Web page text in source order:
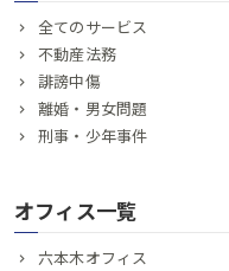
全てのサービス
不動産法務
誹謗中傷
離婚・男女問題
刑事・少年事件
オフィス一覧
六本木オフィス